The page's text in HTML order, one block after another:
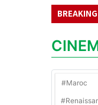
suffisent plus (Unesco)
#Maroc